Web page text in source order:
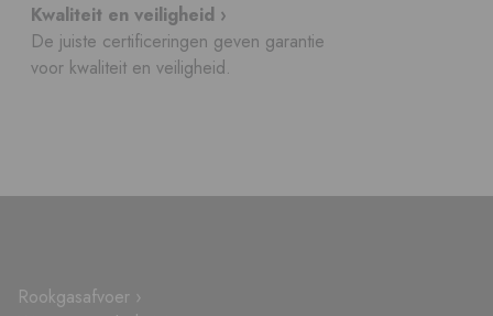
Kwaliteit en veiligheid ›
De juiste certificeringen geven garantie
voor kwaliteit en veiligheid.
Rookgasafvoer ›